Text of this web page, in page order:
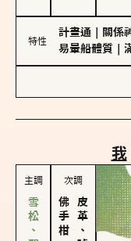
特性
計畫通 關係
易暈船體質
我
主調 次調